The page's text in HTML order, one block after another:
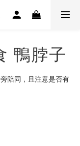
鴨脖子
陪同，且注意是否有